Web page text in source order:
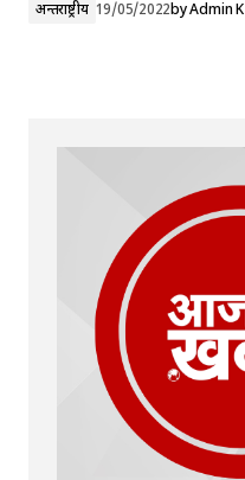
अन्तर्राष्ट्रीय 19/05/2022byAdmin K